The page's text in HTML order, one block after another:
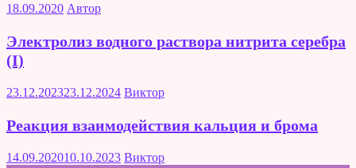
18.09.2020 Автор
Электролиз водного раствора нитрита серебра
(I)
23.12.202323.12.2024 Виктор
Реакция взаимодействия кальция и брома
14.09.202010.10.2023 Виктор